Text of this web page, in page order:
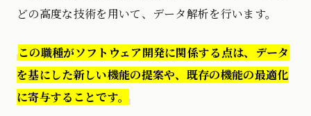
どの高度な技術を用いて、データ解析を行います。
この職種がソフトウェア開発に関係する点は、データ
を基にした新しい機能の提案や、既存の機能の最適化
に寄与することです。